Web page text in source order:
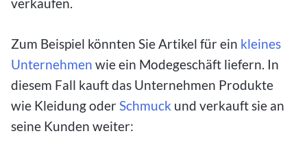
verkaufen.
Zum Beispiel könnten Sie Artikel für ein kleines
Unternehmen wie ein Modegeschäft liefern. In
diesem Fall kauft das Unternehmen Produkte
wie Kleidung oderSchmuck und verkauft sie an
seine Kunden weiter: